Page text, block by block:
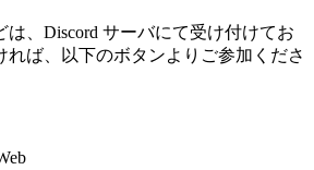
は、Discord サーバにて受け付けてお
れば、以下のボタンよりご参加くださ